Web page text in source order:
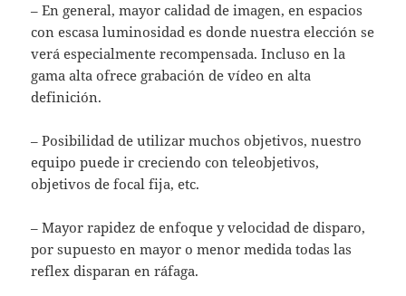
– En general, mayor calidad de imagen, en espacios
con escasa luminosidad es donde nuestra elección se
verá especialmente recompensada. Incluso en la
gama alta ofrece grabación de vídeo en alta
definición.
– Posibilidad de utilizar muchos objetivos, nuestro
equipo puede ir creciendo con teleobjetivos,
objetivos de focal fija, etc.
– Mayor rapidez de enfoque y velocidad de disparo,
por supuesto en mayor o menor medida todas las
reflex disparan en ráfaga.